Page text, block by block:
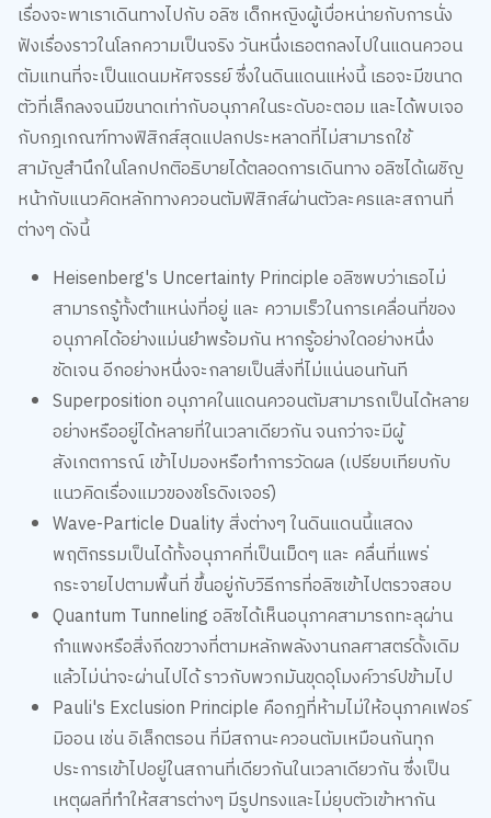
เรื่องจะพาเราเดินทางไปกับ อลิซ เด็กหญิงผู้เบื่อหน่ายกับการนั่ง
ฟังเรื่องราวในโลกความเป็นจริง วันหนึ่งเธอตกลงไปในแดนควอน
ตัมแทนที่จะเป็นแดนมหัศจรรย์ ซึ่งในดินแดนแห่งนี้ เธอจะมีขนาด
ตัวที่เล็กลงจนมีขนาดเท่ากับอนุภาคในระดับอะตอม และได้พบเจอ
กับกฎเกณฑ์ทางฟิสิกส์สุดแปลกประหลาดที่ไม่สามารถใช้
สามัญสำนึกในโลกปกติอธิบายได้ตลอดการเดินทาง อลิซได้เผชิญ
หน้ากับแนวคิดหลักทางควอนตัมฟิสิกส์ผ่านตัวละครและสถานที่
ต่างๆ ดังนี้
Heisenberg's Uncertainty Principle อลิซพบว่าเธอไม่
สามารถรู้ทั้งตำแหน่งที่อยู่ และ ความเร็วในการเคลื่อนที่ของ
อนุภาคได้อย่างแม่นยำพร้อมกัน หากรู้อย่างใดอย่างหนึ่ง
ชัดเจน อีกอย่างหนึ่งจะกลายเป็นสิ่งที่ไม่แน่นอนทันที
Superposition อนุภาคในแดนควอนตัมสามารถเป็นได้หลาย
อย่างหรืออยู่ได้หลายที่ในเวลาเดียวกัน จนกว่าจะมีผู้
สังเกตการณ์ เข้าไปมองหรือทำการวัดผล (เปรียบเทียบกับ
แนวคิดเรื่องแมวของชโรดิงเจอร์)
Wave-Particle Duality สิ่งต่างๆ ในดินแดนนี้แสดง
พฤติกรรมเป็นได้ทั้งอนุภาคที่เป็นเม็ดๆ และ คลื่นที่แพร่
กระจายไปตามพื้นที่ ขึ้นอยู่กับวิธีการที่อลิซเข้าไปตรวจสอบ
Quantum Tunneling อลิซได้เห็นอนุภาคสามารถทะลุผ่าน
กำแพงหรือสิ่งกีดขวางที่ตามหลักพลังงานกลศาสตร์ดั้งเดิม
แล้วไม่น่าจะผ่านไปได้ ราวกับพวกมันขุดอุโมงค์วาร์ปข้ามไป
Pauli's Exclusion Principle คือกฎที่ห้ามไม่ให้อนุภาคเฟอร์
มิออน เช่น อิเล็กตรอน ที่มีสถานะควอนตัมเหมือนกันทุก
ประการเข้าไปอยู่ในสถานที่เดียวกันในเวลาเดียวกัน ซึ่งเป็น
เหตุผลที่ทำให้สสารต่างๆ มีรูปทรงและไม่ยุบตัวเข้าหากัน